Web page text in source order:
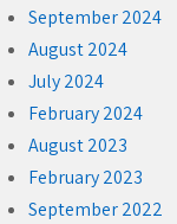
September 2024
August 2024
July 2024
February 2024
August 2023
February 2023
September 2022